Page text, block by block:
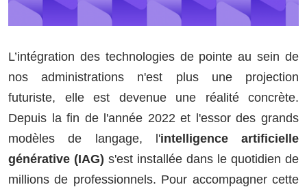
L’intégration des technologies de pointe au sein de
nos administrations n'est plus une projection
futuriste, elle est devenue une réalité concrète.
Depuis la fin de l'année 2022 et l'essor des grands
modèles de langage, l'intelligence artificielle
générative (IAG) s'est installée dans le quotidien de
millions de professionnels. Pour accompagner cette